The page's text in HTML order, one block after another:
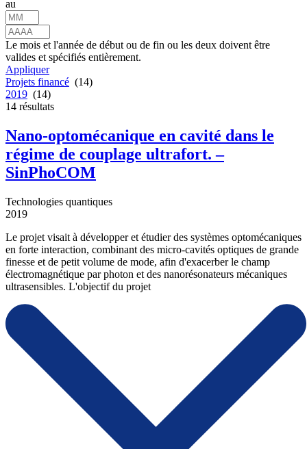
au
Le mois et l'année de début ou de fin ou les deux doivent être
valides et spécifiés entièrement.
Appliquer
Projets financé (14)
2019 (14)
14 résultats
Nano-optomécanique en cavité dans le
régime de couplage ultrafort. –
SinPhoCOM
Technologies quantiques
2019
Le projet visait à développer et étudier des systèmes optomécaniques
en forte interaction, combinant des micro-cavités optiques de grande
finesse et de petit volume de mode, afin d'exacerber le champ
électromagnétique par photon et des nanorésonateurs mécaniques
ultrasensibles. L'objectif du projet